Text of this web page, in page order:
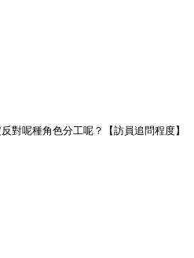
對呢種角色分工呢？【訪員追問程度】